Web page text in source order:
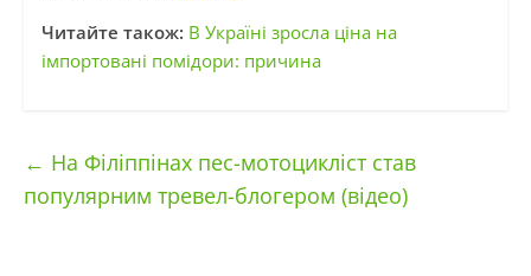
Читайте також: В Україні зросла ціна на
імпортовані помідори: причина
← На Філіппінах пес-мотоцикліст став
популярним тревел-блогером (відео)